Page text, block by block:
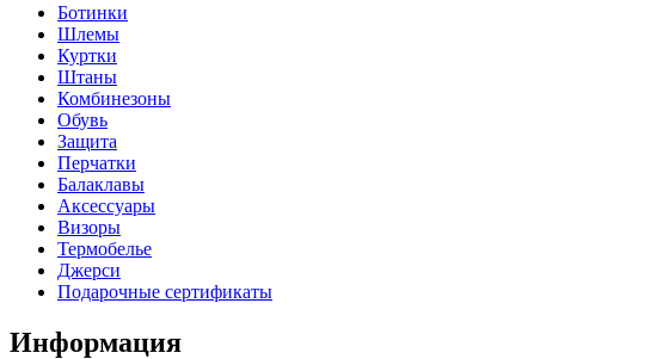
Ботинки
Шлемы
Куртки
Штаны
Комбинезоны
Обувь
Защита
Перчатки
Балаклавы
Аксессуары
Визоры
Термобелье
Джерси
Подарочные сертификаты
Информация